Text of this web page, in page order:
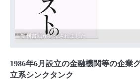
新刊書籍が発売されました
新着情報を更新しました（2019/5/22）
講演録「日米経済の現状と見通し29」を作成致
送費込）で販売致します。
Economic Reportを発行しました（2018/6/25）
1986年6月設立の金融機関等の企業
立系シンクタンク